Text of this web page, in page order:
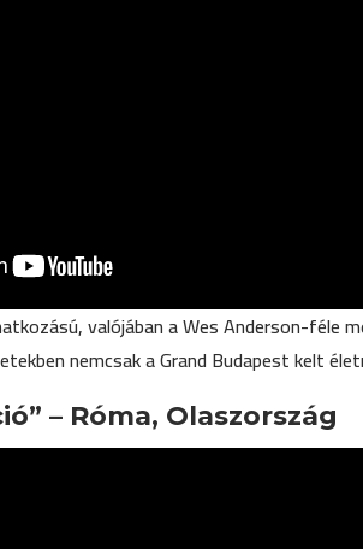
valójában a Wes Anderson-féle
nemcsak a Grand Budapest kelt
– Róma, Olaszország